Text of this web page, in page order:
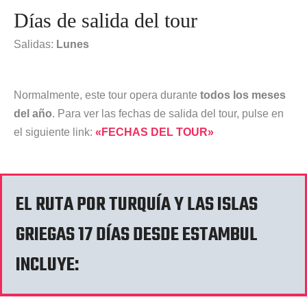
Días de salida del tour
Salidas: Lunes
Normalmente, este tour opera durante todos los meses
del año. Para ver las fechas de salida del tour, pulse en
el siguiente link: «FECHAS DEL TOUR»
EL RUTA POR TURQUÍA Y LAS ISLAS
GRIEGAS 17 DÍAS DESDE ESTAMBUL
INCLUYE: